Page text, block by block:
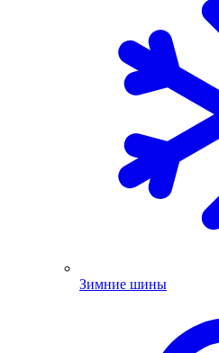
Зимние шины